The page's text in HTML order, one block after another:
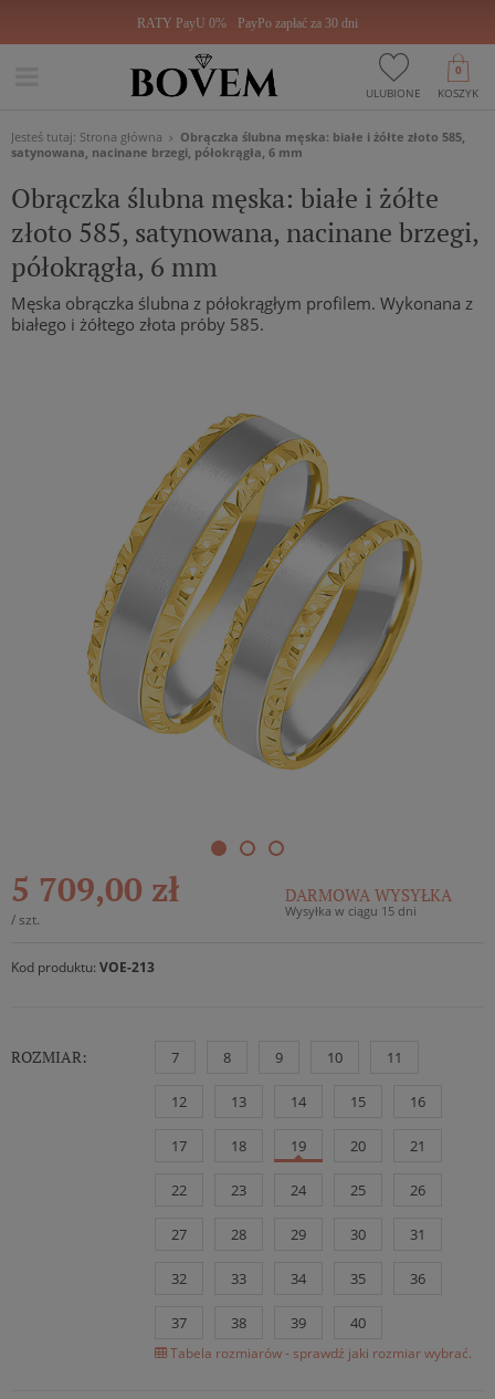
RATY PayU 0% PayPo zapłać za 30 dni
ULUBIONE KOSZYK
0
Jesteś tutaj: Strona główna
Obrączka ślubna męska: białe i żółte złoto 585,
satynowana, nacinane brzegi, półokrągła, 6 mm
Obrączka ślubna męska: białe i żółte
złoto 585, satynowana, nacinane brzegi,
półokrągła, 6 mm
Męska obrączka ślubna z półokrągłym profilem. Wykonana z
białego i żółtego złota próby 585.
5 709,00 zł
/ szt.
DARMOWA WYSYŁKA
Wysyłka w ciągu 15 dni
Kod produktu: VOE-213
ROZMIAR: 7 8 9 10 11
12 13 14 15 16
17 18 19 20 21
22 23 24 25 26
27 28 29 30 31
32 33 34 35 36
37 38 39 40
Tabela rozmiarów - sprawdź jaki rozmiar wybrać.